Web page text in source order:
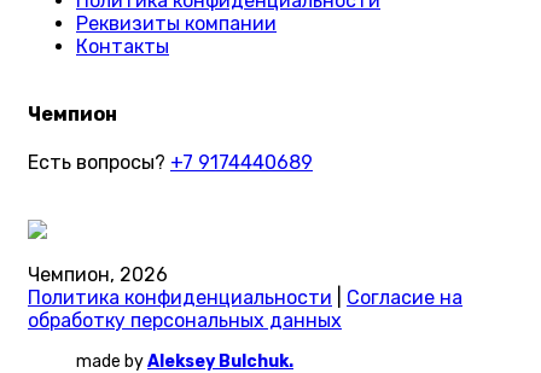
Реквизиты компании
Контакты
Чемпион
Есть вопросы? +7 9174440689
Чемпион, 2026
Политика конфиденциальности
Согласие на
обработку персональных данных
made byAleksey Bulchuk.